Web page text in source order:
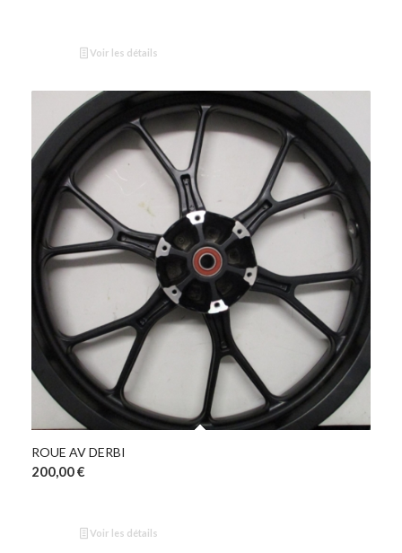
Voir les détails
ROUE AV DERBI
200,00€
Voir les détails